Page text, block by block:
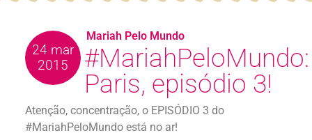
24 mar
2015
#MariahPeloMundo:
Paris, episódio 3!
Atenção, concentração, o EPISÓDIO 3 do
#MariahPeloMundo está no ar!
Mariah Pelo Mundo